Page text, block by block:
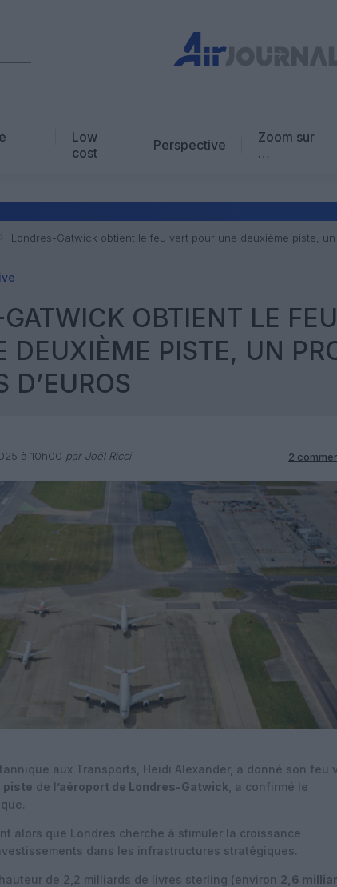
Low
cost
Perspective
Zoom sur
…
Avis d’expert
Londres-Gatwick obtient le feu vert pour une deuxième piste, un
OBTIENT LE
DEUXIÈME PISTE, UN
D’EUROS
à 10h00 par Joël Ricci 2
aux Transports, Heidi Alexander, a donné son feu
piste de l’aéroport de Londres-Gatwick , a confirmé le
alors que Londres cherche à stimuler la croissance
dans les infrastructures stratégiques.
de 2,2 milliards de livres sterling (environ 2,6